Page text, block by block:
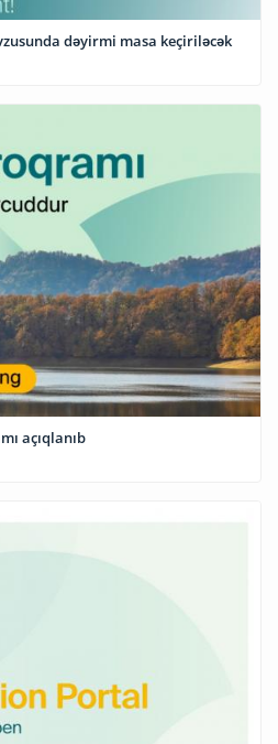
dəyirmi masa keçiriləcək
açıqlanıb